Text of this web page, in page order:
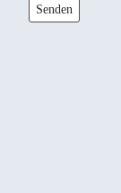
Senden